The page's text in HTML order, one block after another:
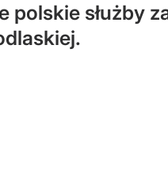
polskie służby